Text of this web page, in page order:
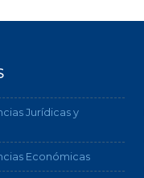
Jurídicas y
Económicas